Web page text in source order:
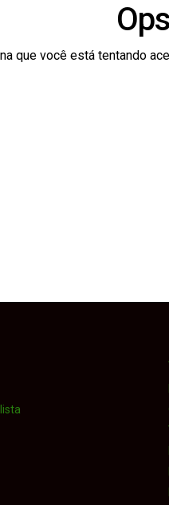
até realização de
jurídico para realização
que você está tentando